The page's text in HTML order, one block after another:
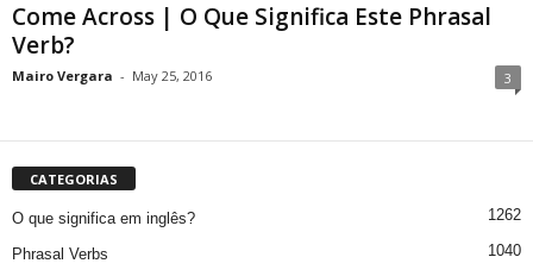
Come Across | O Que Significa Este Phrasal
Verb?
Mairo Vergara - May 25, 2016 3
CATEGORIAS
O que significa em inglês? 1262
Phrasal Verbs 1040